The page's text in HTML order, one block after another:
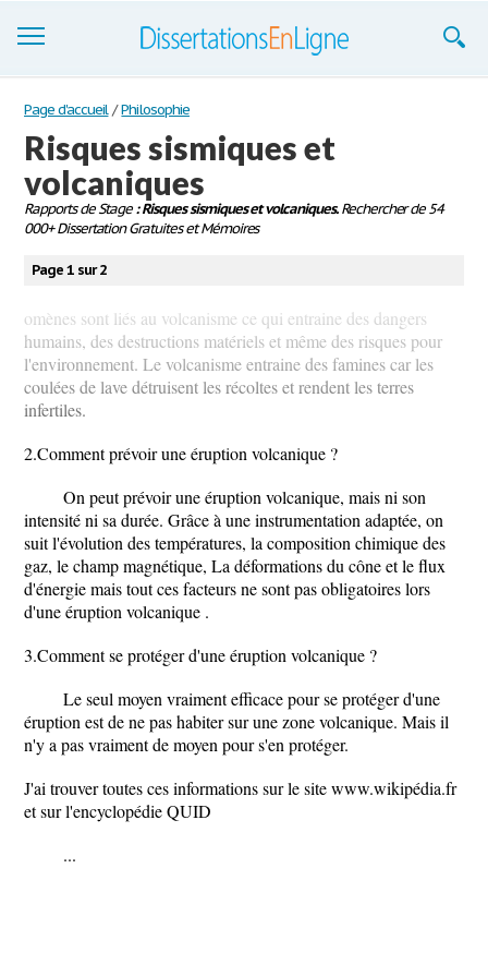
Dissertations
S'inscrire
Se connecter
Contactez-nous
Page d'accueil / Philosophie
Risques sismiques et
volcaniques
Rapports de Stage: Risques sismiques et volcaniques.Rechercher de 54
000+ Dissertation Gratuites et Mémoires
Page 1 sur 2
omènes sont liés au volcanisme ce qui entraine des dangers
humains, des destructions matériels et même des risques pour
l'environnement. Le volcanisme entraine des famines car les
coulées de lave détruisent les récoltes et rendent les terres
infertiles.
2.Comment prévoir une éruption volcanique ?
On peut prévoir une éruption volcanique, mais ni son
intensité ni sa durée. Grâce à une instrumentation adaptée, on
suit l'évolution des températures, la composition chimique des
gaz, le champ magnétique, La déformations du cône et le flux
d'énergie mais tout ces facteurs ne sont pas obligatoires lors
d'une éruption volcanique .
3.Comment se protéger d'une éruption volcanique ?
Le seul moyen vraiment efficace pour se protéger d'une
éruption est de ne pas habiter sur une zone volcanique. Mais il
n'y a pas vraiment de moyen pour s'en protéger.
J'ai trouver toutes ces informations sur le site www.wikipédia.fr
et sur l'encyclopédie QUID
...